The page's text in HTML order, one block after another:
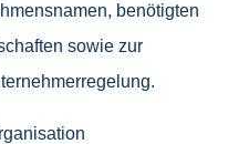
benötigten
sowie zur